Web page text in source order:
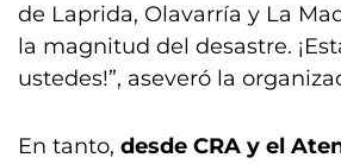
de Laprida, Olavarría y La
la magnitud del desastre.
ustedes!”, aseveró la
En tanto, desde CRA y el